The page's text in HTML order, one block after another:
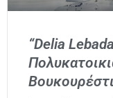
“Delia
Βουκουρέστι